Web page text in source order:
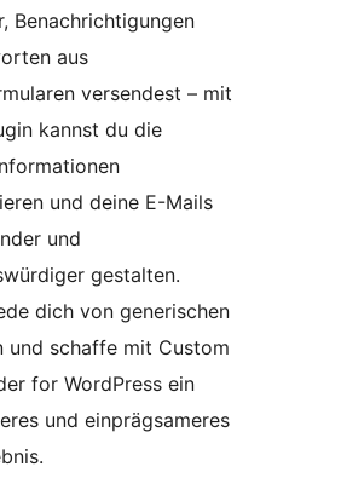
Benachrichtigungen
aus
versendest – mit
kannst du die
und deine E-Mails
und
gestalten.
dich von generischen
und schaffe mit Custom
for WordPress ein
und einprägsameres